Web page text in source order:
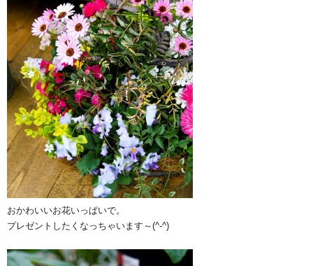
おかわいいお花いっぱいで。
プレゼントしたくなっちゃいます～(^-^)